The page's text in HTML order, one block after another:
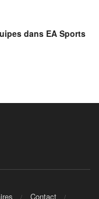
dans EA Sports
Contact